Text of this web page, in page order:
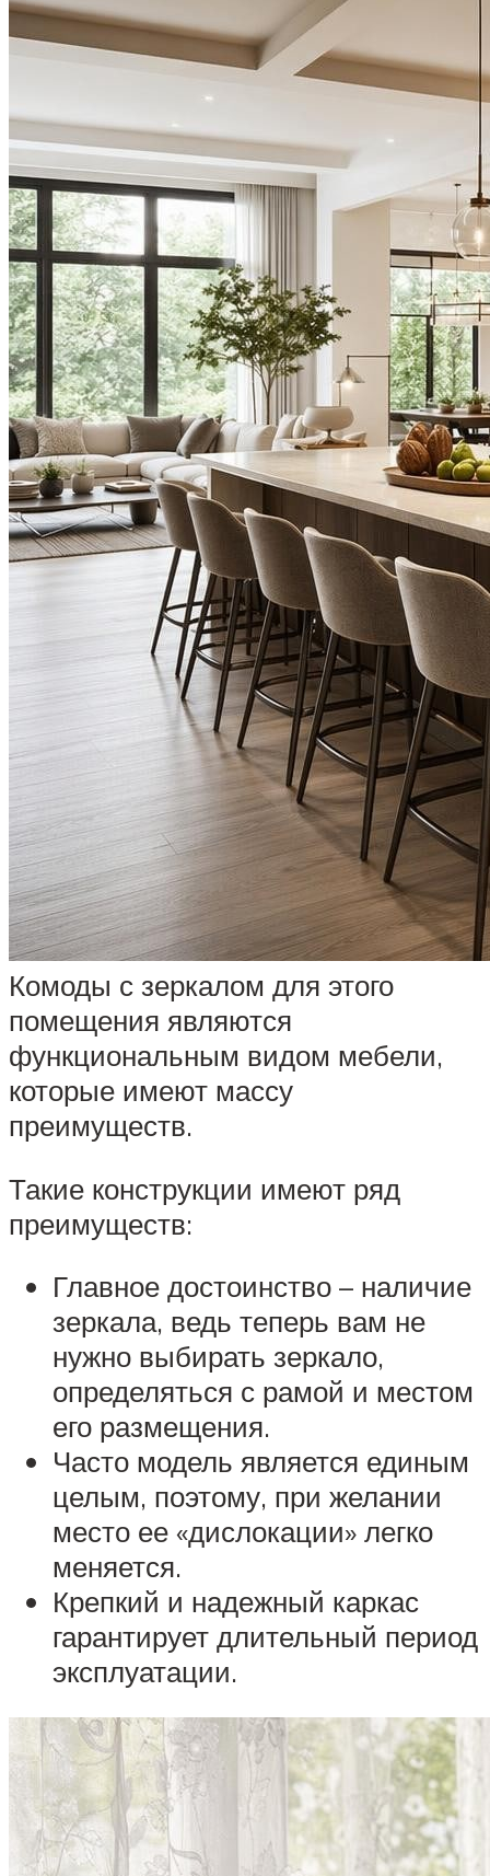
Комоды с зеркалом для этого
помещения являются
функциональным видом мебели,
которые имеют массу
преимуществ.
Такие конструкции имеют ряд
преимуществ:
Главное достоинство – наличие
зеркала, ведь теперь вам не
нужно выбирать зеркало,
определяться с рамой и местом
его размещения.
Часто модель является единым
целым, поэтому, при желании
место ее «дислокации» легко
меняется.
Крепкий и надежный каркас
гарантирует длительный период
эксплуатации.